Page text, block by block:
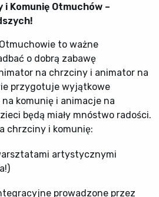
Komunię Otmuchów –
to ważne
o dobrą zabawę
na chrzciny i animator na
przygotuje wyjątkowe
komunię i animacje na
będą miały mnóstwo radości.
chrzciny i komunię:
artystycznymi
prowadzone przez